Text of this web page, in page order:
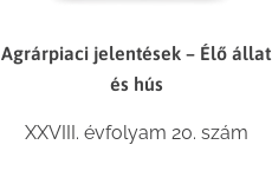
Agrárpiaci jelentések – Élő állat
és hús
XXVIII. évfolyam 20. szám